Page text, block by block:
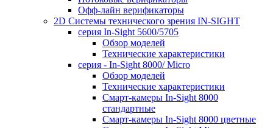
Офф-лайн верификаторы
2D Системы технического зрения IN-SIGHT
серия In-Sight 5600/5705
Обзор моделей
Технические характеристики
серия - In-Sight 8000/ Micro
Обзор моделей
Технические характеристики
Смарт-камеры In-Sight 8000
стандартные
Смарт-камеры In-Sight 8000 цветные